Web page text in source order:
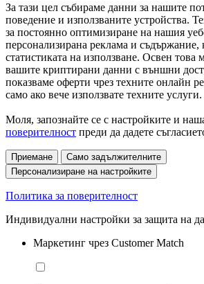
За тази цел събираме данни за нашите
поведение и използваните устройства.
за постоянно оптимизиране на нашия
персонализирана реклама и съдържание,
статистиката на използване. Освен това
вашите криптирани данни с външни
показваме оферти чрез техните онлайн
само ако вече използвате техните услуги.
Моля, запознайте се с настройките и
поверителност преди да дадете
Приемане
Само задължителните
Персонализиране на настройките
Политика за поверителност
Индивидуални настройки за защита на
Маркетинг чрез Customer Match